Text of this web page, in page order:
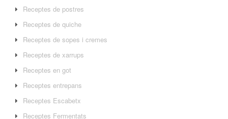
Receptes de postres
Receptes de quiche
Receptes de sopes i cremes
Receptes de xarrups
Receptes en got
Receptes entrepans
Receptes Escabetx
Receptes Fermentats